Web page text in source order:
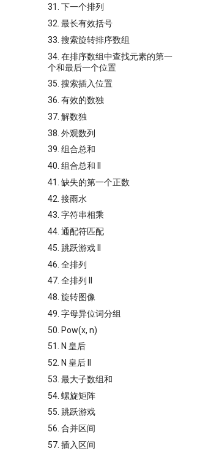
31. 下一个排列
32. 最长有效括号
33. 搜索旋转排序数组
34. 在排序数组中查找元素的第一
个和最后一个位置
35. 搜索插入位置
36. 有效的数独
37. 解数独
38. 外观数列
39. 组合总和
40. 组合总和 II
41. 缺失的第一个正数
42. 接雨水
43. 字符串相乘
44. 通配符匹配
45. 跳跃游戏 II
46. 全排列
47. 全排列 II
48. 旋转图像
49. 字母异位词分组
50. Pow(x, n)
51. N 皇后
52. N 皇后 II
53. 最大子数组和
54. 螺旋矩阵
55. 跳跃游戏
56. 合并区间
57. 插入区间